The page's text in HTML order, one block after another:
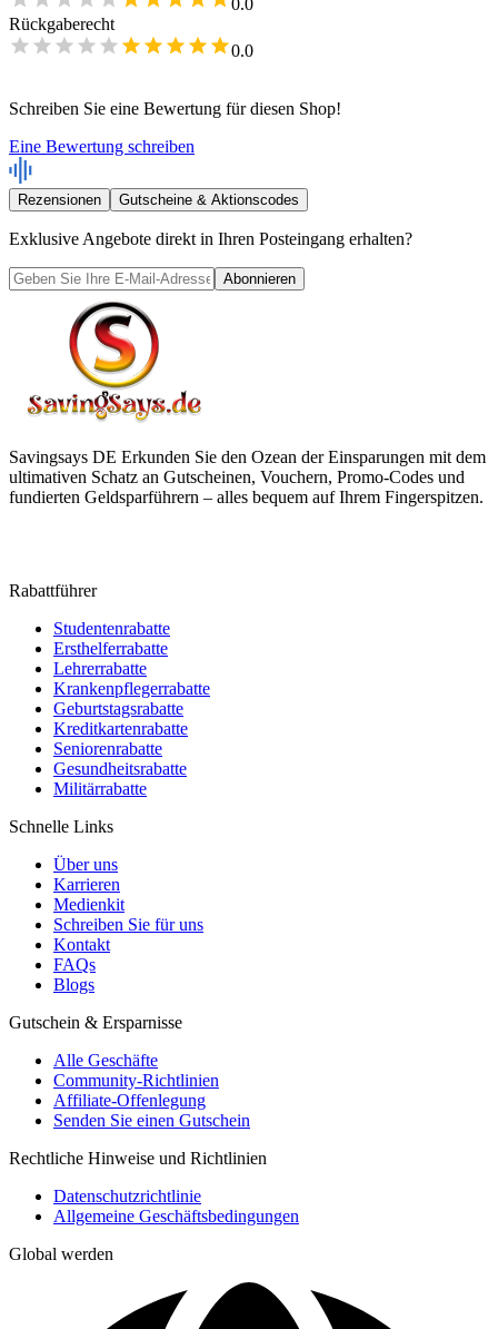
0.0
Rückgaberecht
0.0
Schreiben Sie eine Bewertung für diesen Shop!
Eine Bewertung schreiben
Rezensionen Gutscheine & Aktionscodes
Exklusive Angebote direkt in Ihren Posteingang erhalten?
Abonnieren
Savingsays DE Erkunden Sie den Ozean der Einsparungen mit dem
ultimativen Schatz an Gutscheinen, Vouchern, Promo-Codes und
fundierten Geldsparführern – alles bequem auf Ihrem Fingerspitzen.
Rabattführer
Studentenrabatte
Ersthelferrabatte
Lehrerrabatte
Krankenpflegerrabatte
Geburtstagsrabatte
Kreditkartenrabatte
Seniorenrabatte
Gesundheitsrabatte
Militärrabatte
Schnelle Links
Über uns
Karrieren
Medienkit
Schreiben Sie für uns
Kontakt
FAQs
Blogs
Gutschein & Ersparnisse
Alle Geschäfte
Community-Richtlinien
Affiliate-Offenlegung
Senden Sie einen Gutschein
Rechtliche Hinweise und Richtlinien
Datenschutzrichtlinie
Allgemeine Geschäftsbedingungen
Global werden